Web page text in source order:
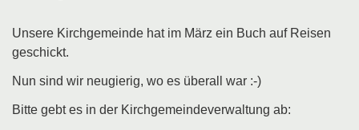
Unsere Kirchgemeinde hat im März ein Buch auf Reisen
geschickt.
Nun sind wir neugierig, wo es überall war :-)
Bitte gebt es in der Kirchgemeindeverwaltung ab: